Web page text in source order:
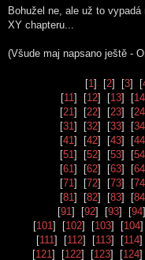
Bohužel ne, ale už to
XY chapteru...
(Všude maj napsano ještě -
[1] [2] [3] [
[11] [12] [13] [14
[21] [22] [23] [24
[31] [32] [33] [34
[41] [42] [43] [44
[51] [52] [53] [54
[61] [62] [63] [64
[71] [72] [73] [74
[81] [82] [83] [84
[91] [92] [93] [94
[101] [102] [103] [104
[111] [112] [113] [114
[121] [122] [123] [124